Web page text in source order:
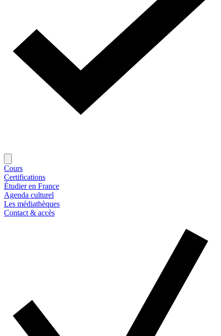
Cours
Certifications
Étudier en France
Agenda culturel
Les médiathèques
Contact & accès